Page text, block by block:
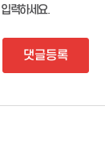
력하세요.
댓글등록